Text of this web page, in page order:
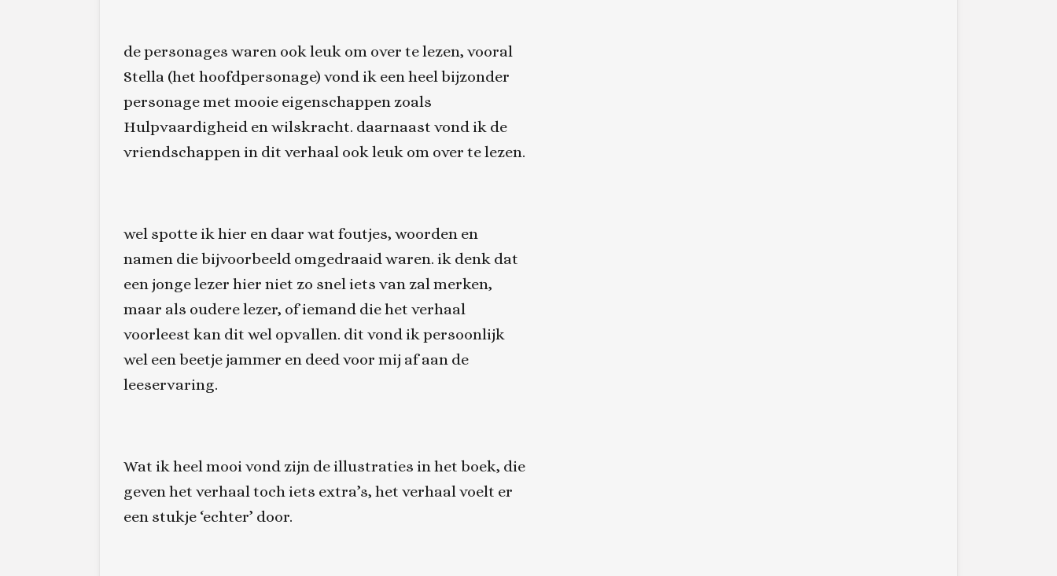
de personages waren ook leuk om over te lezen, vooral
Stella (het hoofdpersonage) vond ik een heel bijzonder
personage met mooie eigenschappen zoals
Hulpvaardigheid en wilskracht. daarnaast vond ik de
vriendschappen in dit verhaal ook leuk om over te lezen.
wel spotte ik hier en daar wat foutjes, woorden en
namen die bijvoorbeeld omgedraaid waren. ik denk dat
een jonge lezer hier niet zo snel iets van zal merken,
maar als oudere lezer, of iemand die het verhaal
voorleest kan dit wel opvallen. dit vond ik persoonlijk
wel een beetje jammer en deed voor mij af aan de
leeservaring.
Wat ik heel mooi vond zijn de illustraties in het boek, die
geven het verhaal toch iets extra’s, het verhaal voelt er
een stukje ‘echter’ door.